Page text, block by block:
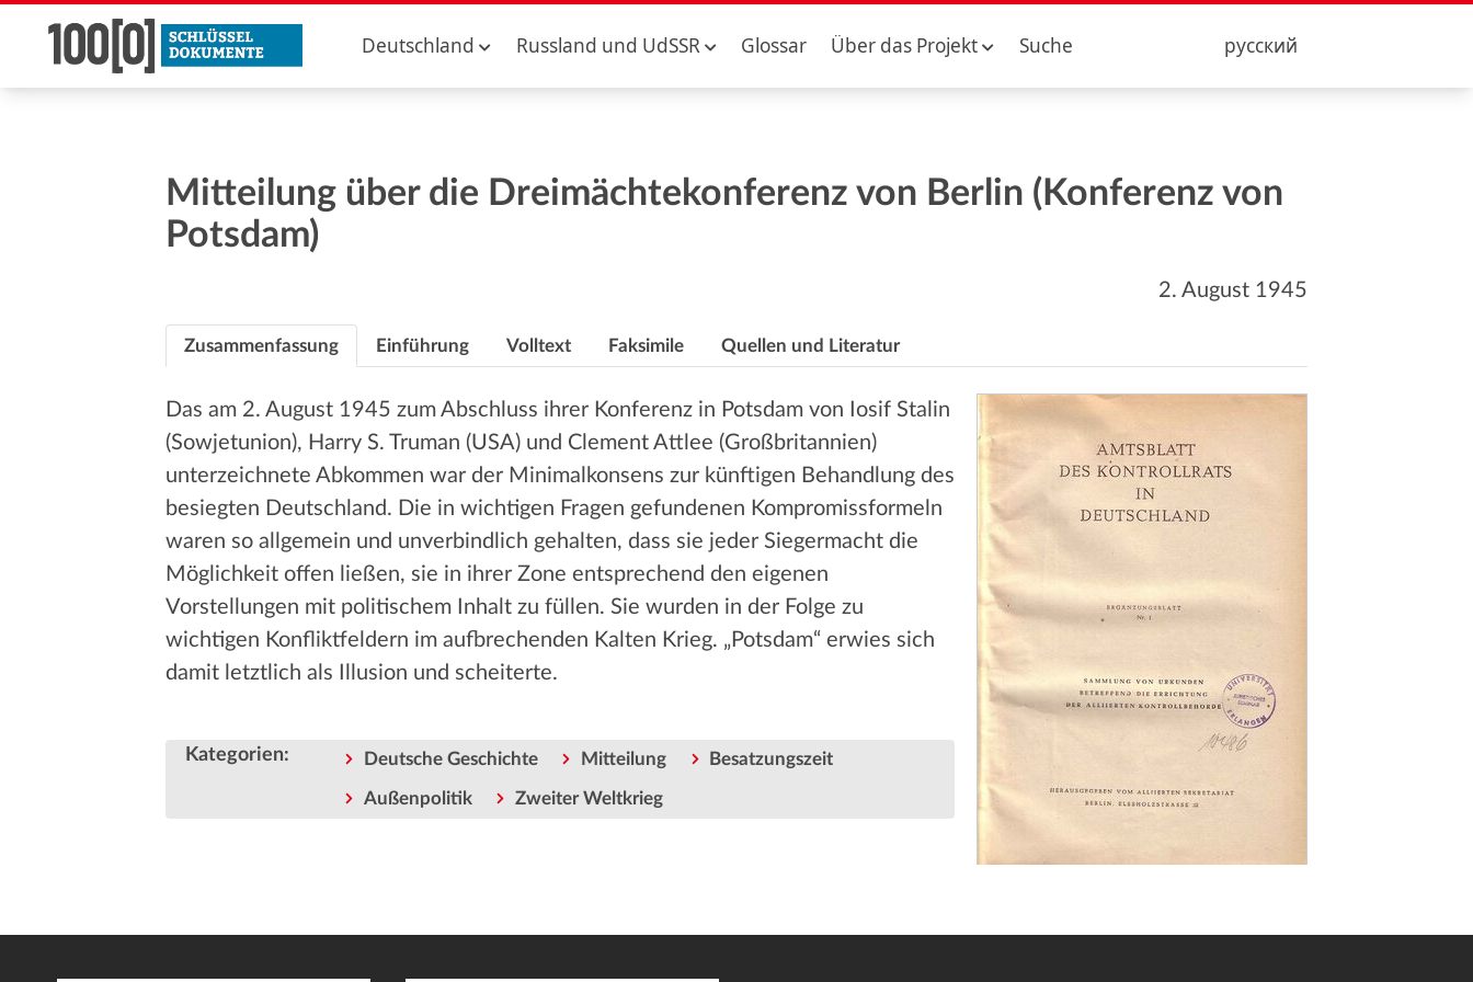
Deutschland Russland und UdSSR Glossar Über das Projekt Suche русский
Mitteilung über die Dreimächtekonferenz von Berlin (Konferenz von
Potsdam)
2. August 1945
Zusammenfassung Einführung Volltext Faksimile Quellen und Literatur
Das am 2. August 1945 zum Abschluss ihrer Konferenz in Potsdam von Iosif Stalin
(Sowjetunion), Harry S. Truman (USA) und Clement Attlee (Großbritannien)
unterzeichnete Abkommen war der Minimalkonsens zur künftigen Behandlung des
besiegten Deutschland. Die in wichtigen Fragen gefundenen Kompromissformeln
waren so allgemein und unverbindlich gehalten, dass sie jeder Siegermacht die
Möglichkeit offen ließen, sie in ihrer Zone entsprechend den eigenen
Vorstellungen mit politischem Inhalt zu füllen. Sie wurden in der Folge zu
wichtigen Konfliktfeldern im aufbrechenden Kalten Krieg. „Potsdam“ erwies sich
damit letztlich als Illusion und scheiterte.
Kategorien: Deutsche Geschichte Mitteilung Besatzungszeit
Außenpolitik Zweiter Weltkrieg